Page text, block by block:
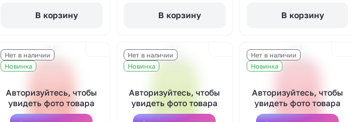
В корзину В корзину В корзину
Нет в наличии
Новинка
Авторизуйтесь, чтобы
увидеть фото товара
Нет в наличии
Новинка
Авторизуйтесь, чтобы
увидеть фото товара
Нет в наличии
Новинка
Авторизуйтесь, чтобы
увидеть фото товара